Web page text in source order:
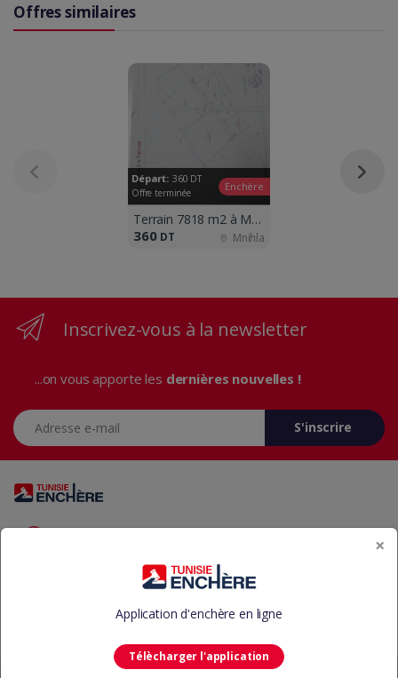
Offres similaires
Départ: 360 DT
Offre terminée
Enchère
Terrain 7818 m2 à Mnihla
360 DT Mnihla
Inscrivez-vous à la newsletter
...on vous apporte les dernières nouvelles !
Adresse e-mail
S'inscrire
Vous avez des questions? Appelez-nous 24/7!
×
Application d'enchère en ligne
Télècharger l'application